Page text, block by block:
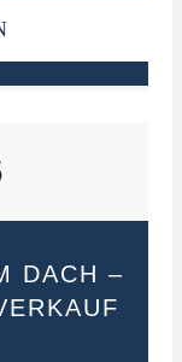
Betroffene
DACH –